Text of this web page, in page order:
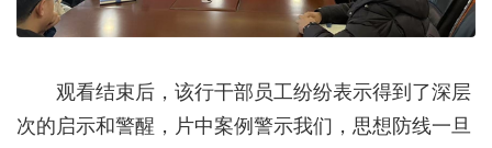
观看结束后，该行干部员工纷纷表示得到了深层
次的启示和警醒，片中案例警示我们，思想防线一旦